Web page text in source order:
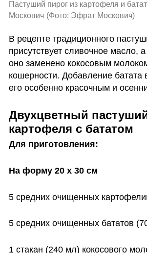
Пастуший пирог из картофеля и
Москович (Фото: Эфрат Москович)
В рецепте традиционного
присутствует сливочное масло,
оно заменено кокосовым
кошерности. Добавление батата
его особенно красочным и
Двухцветный
картофеля с бататом
Для приготовления:
На форму 20 х 30 см
5 средних очищенных
5 средних очищенных бататов
1 стакан (240 мл) кокосового